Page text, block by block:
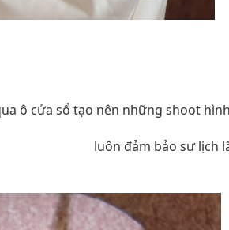
ô cửa sổ tạo nên những shoot
luôn đảm bảo sự lịch